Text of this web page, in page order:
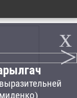
x
>